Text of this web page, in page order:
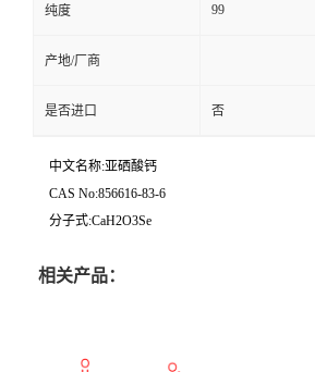
纯度 99
产地/厂商
是否进口 否
中文名称:亚硒酸钙
CAS No:856616-83-6
分子式:CaH2O3Se
相关产品：